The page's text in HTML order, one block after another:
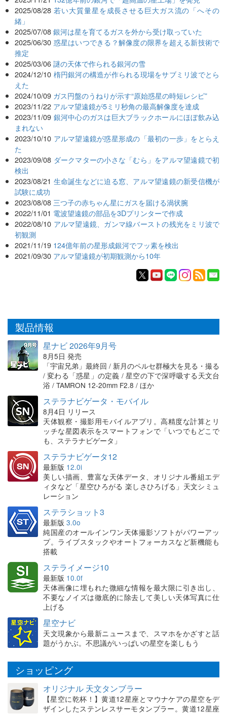
2025/08/28 若い大質量星を成長させる巨大ガス流の「へその
緒」
2025/07/08 銀河は星を育てるガスを外から受け取っていた
2025/06/30 惑星はいつできる？解像度の限界を超える新技術で
推定
2025/03/06 謎の天体で作られる銀河の雪
2024/12/10 楕円銀河の構造が作られる現場をサブミリ波でとら
えた
2024/10/09 ガス円盤のうねりが示す“原始惑星の時短レシピ”
2023/11/22 アルマ望遠鏡が5ミリ秒角の最高解像度を達成
2023/11/09 銀河中心のガスは巨大ブラックホールにほぼ飲み込
まれない
2023/10/10 アルマ望遠鏡が惑星形成の「最初の一歩」をとらえ
た
2023/09/08 ダークマターの小さな「むら」をアルマ望遠鏡で初
検出
2023/08/21 生命誕生などに迫る窓、アルマ望遠鏡の新受信機が
試験に成功
2023/08/08 三つ子の赤ちゃん星にガスを届ける渦状腕
2022/11/01 電波望遠鏡の部品を3Dプリンターで作成
2022/08/10 アルマ望遠鏡、ガンマ線バーストの残光をミリ波で
初観測
2021/11/19 124億年前の星形成銀河でフッ素を検出
2021/09/30 アルマ望遠鏡が初期観測から10年
製品情報
星ナビ 2026年9月号
8月5日 発売
「宇宙兄弟」最終回 / 新月のペルセ群極大を見る・撮る
/ 変わる「惑星」の定義 / 星空の下で深呼吸する天文台
浴 / TAMRON 12-20mm F2.8 / ほか
ステラナビゲータ・モバイル
8月4日 リリース
天体観察・撮影用モバイルアプリ。高精度な計算とリ
ッチな星図表示をスマートフォンで「いつでもどこで
も、ステラナビゲータ」
ステラナビゲータ12
最新版 12.0i
美しい描画、豊富な天体データ、オリジナル番組エデ
ィタなど「星空ひろがる 楽しさひろげる」天文シミュ
レーション
ステラショット3
最新版 3.0o
純国産のオールインワン天体撮影ソフトがパワーアッ
プ。ライブスタックやオートフォーカスなど新機能も
搭載
ステライメージ10
最新版 10.0f
天体画像に埋もれた微細な情報を最大限に引き出し、
不要なノイズは徹底的に除去して美しい天体写真に仕
上げる
星空ナビ
天文現象から最新ニュースまで、スマホをかざすと話
題がうかぶ。不思議がいっぱいの星空を楽しもう
ショッピング
オリジナル 天文タンブラー
【星空に乾杯！】黄道12星座とマウナケアの星空をデ
ザインしたステンレスサーモタンブラー。黄道12星座